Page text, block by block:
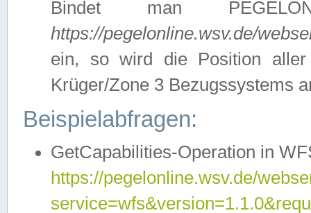
Bindet man
https://pegelonline.wsv.de/
ein, so wird die Position
Krüger/Zone 3 Bezugssystems
Beispielabfragen:
GetCapabilities-Operation in
https://pegelonline.wsv.de/